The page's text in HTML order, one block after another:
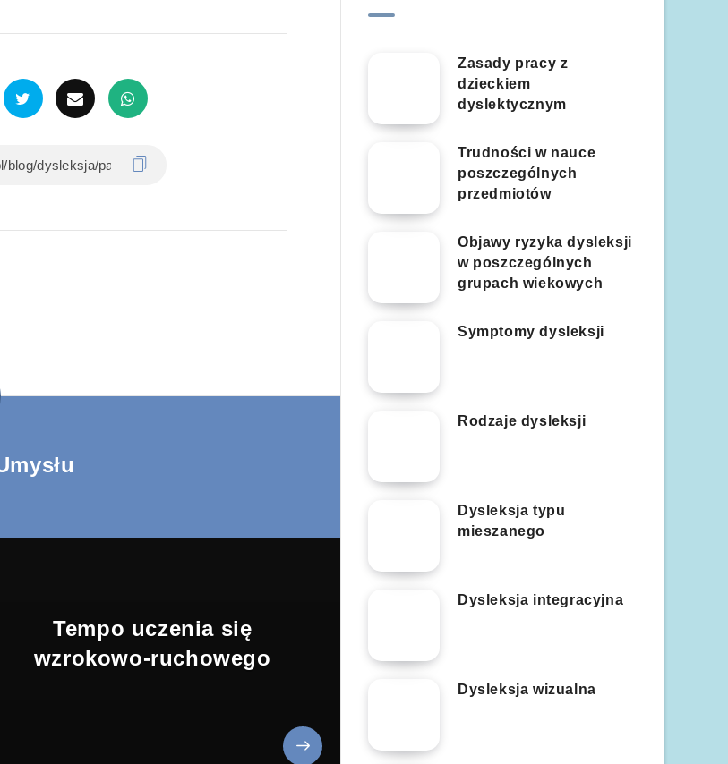
Tempo uczenia się
wzrokowo-ruchowego
Zasady pracy z
dzieckiem
dyslektycznym
Trudności w nauce
poszczególnych
przedmiotów
Objawy ryzyka dysleksji
w poszczególnych
grupach wiekowych
Symptomy dysleksji
Rodzaje dysleksji
Dysleksja typu
mieszanego
Dysleksja integracyjna
Dysleksja wizualna